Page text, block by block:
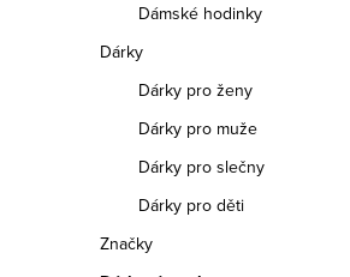
Dámské hodinky
Dárky
Dárky pro ženy
Dárky pro muže
Dárky pro slečny
Dárky pro děti
Značky